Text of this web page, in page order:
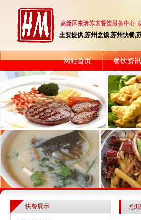
主要提供,苏州盒饭,苏州快餐,
网站首页 餐饮资讯
快餐展示 您